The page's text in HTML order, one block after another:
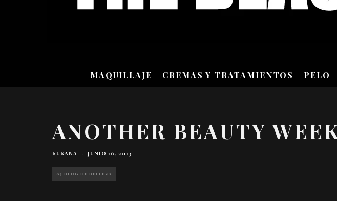
MAQUILLAJE CREMAS Y TRATAMIENTOS PELO
ANOTHER BEAUTY
SUSANA · JUNIO 16, 2013
03 BLOG DE BELLEZA